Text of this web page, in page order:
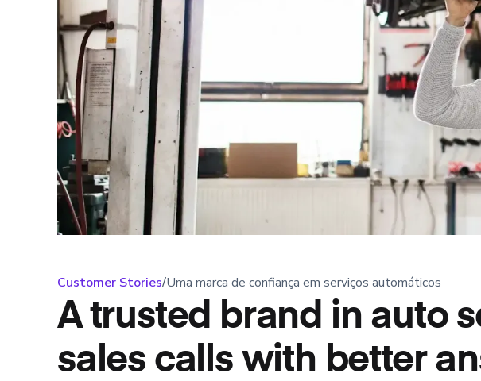
Customer Stories/Uma marca de confiança em serviços automáticos
A trusted brand in auto
sales calls with better